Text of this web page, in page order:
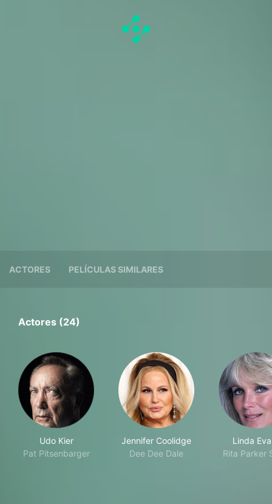
ACTORES PELÍCULAS SIMILARES
Actores (24)
Udo Kier
Pat Pitsenbarger
Jennifer Coolidge
Dee Dee Dale
Linda
Rita Parker